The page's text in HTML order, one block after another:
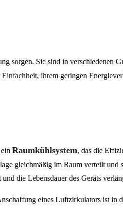
sorgen. Sie sind in verschiedenen
ihrem geringen
Raumkühlsystem, das die
gleichmäßig im Raum verteilt und
die Lebensdauer des Geräts
eines Luftzirkulators ist in